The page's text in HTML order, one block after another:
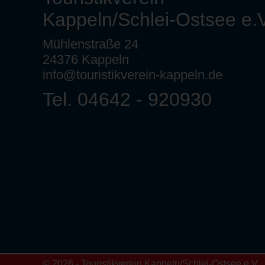
Kappeln/Schlei-Ostsee
Mühlenstraße 24
24376 Kappeln
info@touristikverein-kappeln.de
Tel. 04642 - 920930